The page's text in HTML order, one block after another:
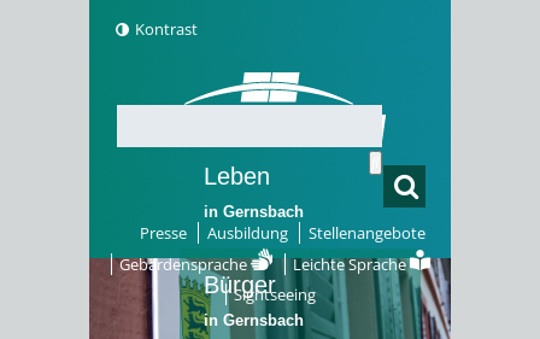
Kontrast
Presse Ausbildung
Stellenangebote
Gebärdensprache
Leichte Sprache
Sightseeing
Leben
in Gernsbach
Bürger
in Gernsbach